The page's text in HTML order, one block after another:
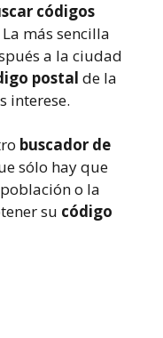
códigos
más sencilla
a la ciudad
postal de la
interese.
buscador de
sólo hay que
o la
su código